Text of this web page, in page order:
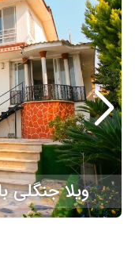
ویلا جنگلی